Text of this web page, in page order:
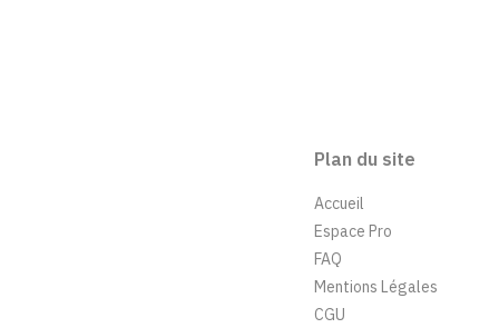
Plan du site
Accueil
Espace Pro
FAQ
Mentions Légales
CGU